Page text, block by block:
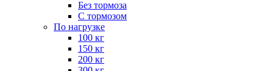
Без тормоза
С тормозом
По нагрузке
100 кг
150 кг
200 кг